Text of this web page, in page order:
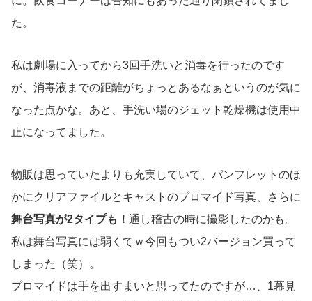
た。
私は劇場に入ってから3回手洗いと消毒を行ったのです
が、消毒液までの距離がちょっとあるなぁというのが気に
なった点かな。あと、手洗い場のジェット乾燥機は使用中
止になってました。
物販は思っていたよりも充実していて、パンフレットのほ
かにクリアファイルとキャストのプロマイド写真、さらに
舞台写真が2タイプも！ 通し稽古の時に撮影したのかも。
私は舞台写真には弱くてｗ今回もつい2バージョン買って
しまった（笑）。
プロマイドは手を出すまいと思ってたのですが…、1幕見